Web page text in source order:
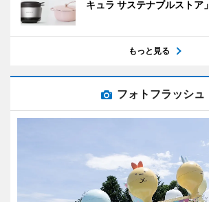
キュラ サステナブルストア」
もっと見る
フォトフラッシュ